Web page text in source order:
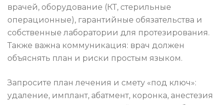
врачей, оборудование (КТ, стерильные
операционные), гарантийные обязательства и
собственные лаборатории для протезирования.
Также важна коммуникация: врач должен
объяснять план и риски простым языком.
Запросите план лечения и смету «под ключ»:
удаление, имплант, абатмент, коронка, анестезия